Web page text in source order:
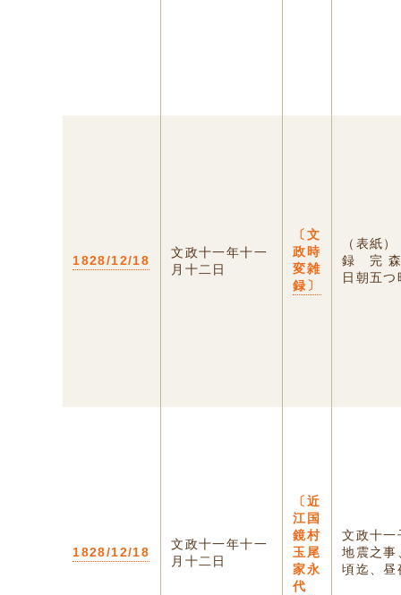
1828/12/18
文政十一年十一
月十二日
〔文
政時
変雑
録〕
（表紙
録 完 森
日朝五
1828/12/18
文政十一年十一
月十二日
〔近
江国
鏡村
玉尾
家永
代
文政十
地震之事
頃迄、